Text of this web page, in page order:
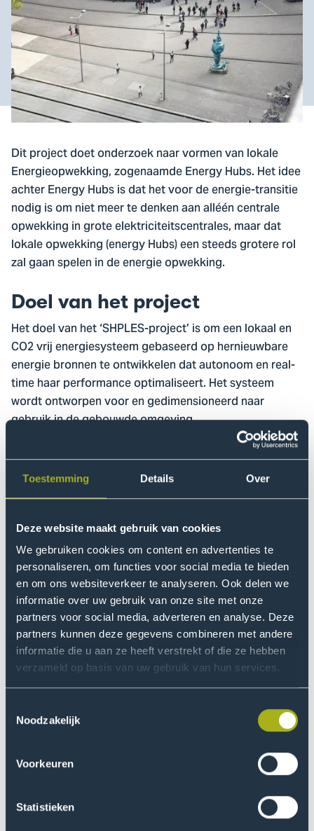
Toestemming Details Over
Deze website maakt gebruik van cookies
We gebruiken cookies om content en advertenties te
personaliseren, om functies voor social media te bieden
en om ons websiteverkeer te analyseren. Ook delen we
informatie over uw gebruik van onze site met onze
partners voor social media, adverteren en analyse. Deze
partners kunnen deze gegevens combineren met andere
informatie die u aan ze heeft verstrekt of die ze hebben
verzameld op basis van uw gebruik van hun services.
Noodzakelijk
Voorkeuren
Statistieken
Dit project doet onderzoek naar vormen van lokale
Energieopwekking, zogenaamde Energy Hubs. Het idee
achter Energy Hubs is dat het voor de energie-transitie
nodig is om niet meer te denken aan alléén centrale
opwekking in grote elektriciteitscentrales, maar dat
lokale opwekking (energy Hubs) een steeds grotere rol
zal gaan spelen in de energie opwekking.
Doel van het project
Het doel van het ‘SHPLES-project’ is om een lokaal en
CO2 vrij energiesysteem gebaseerd op hernieuwbare
energie bronnen te ontwikkelen dat autonoom en real-
time haar performance optimaliseert. Het systeem
wordt ontworpen voor en gedimensioneerd naar
gebruik in de gebouwde omgeving.
Het te ontwikkelen systeem gebruikt waterstof als
tijdelijk energie-opslagmedium. Daarvoor is een slimme
koppeling tussen verschillende technologieën
(elektrolyzer, compressie, opslag en brandstofcel)
nodig en een besturingssysteem die het
energiesysteem optimaal en vraaggestuurd laat
opereren. Dit nieuw te ontwikkelen geïntegreerde
besturingssysteem maakt gebruik van slimme
algoritmen.
Eindproduct/ Beoogde
resultaten
Totale project: Aantonen technische haalbaarheid
met een fysieke energy Hub, gebaseerd op zonne-
energie en eventueel wind, fysiek draaiend op The
Daarbij is de bijdrage van lectoraat Energy in
energyhub op huizenblok-niveau (50 woningen)